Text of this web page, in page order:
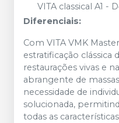
VITA classical A1 -
Diferenciais:
Com VITA VMK
estratificação clássica
restaurações vivas e
abrangente de
necessidade de
solucionada,
todas as